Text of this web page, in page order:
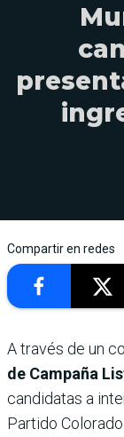
Compartir en redes
A través de un
de Campaña
candidatas a
Partido